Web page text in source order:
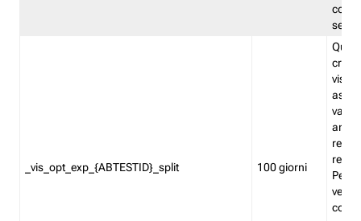
_vis_opt_exp_{ABTESTID}_split 100 giorni